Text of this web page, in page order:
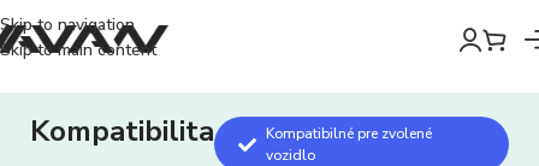
Skip to navigation
Skip to main content
Kompatibilita
Kompatibilné pre zvolené
vozidlo